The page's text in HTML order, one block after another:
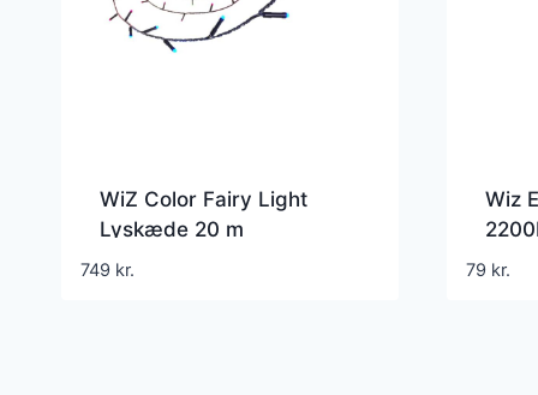
WiZ Color Fairy Light
Lyskæde 20 m
749 kr.
Wiz
79 kr.